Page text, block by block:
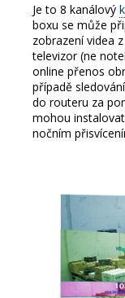
Je to 8 kanálový
boxu se může
zobrazení videa
televizor (ne
online přenos
případě
do routeru za
mohou
nočním